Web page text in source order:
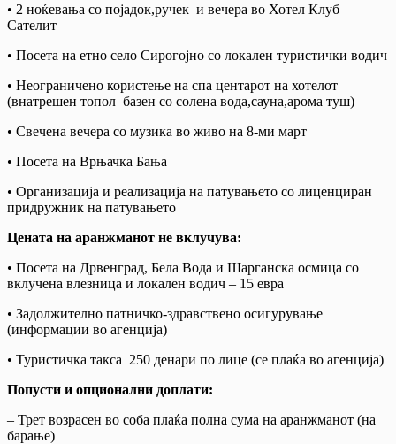
• 2 ноќевања со појадок,ручек и вечера во Хотел Клуб
Сателит
• Посета на етно село Сирогојно со локален туристички водич
• Неограничено користење на спа центарот на хотелот
(внатрешен топол базен со солена вода,сауна,арома туш)
• Свечена вечера со музика во живо на 8-ми март
• Посета на Врњачка Бања
• Организација и реализација на патувањето со лиценциран
придружник на патувањето
Цената на аранжманот не вклучува:
• Посета на Дрвенград, Бела Вода и Шарганска осмица со
вклучена влезница и локален водич – 15 евра
• Задолжително патничко-здравствено осигурување
(информации во агенција)
• Туристичка такса 250 денари по лице (се плаќа во агенција)
Попусти и опционални доплати:
– Трет возрасен во соба плаќа полна сума на аранжманот (на
барање)